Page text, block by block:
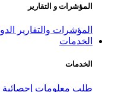
المؤشرات و التقارير
المؤشرات والتقارير
الخدمات
الخدمات
طلب معلومات إحصائية